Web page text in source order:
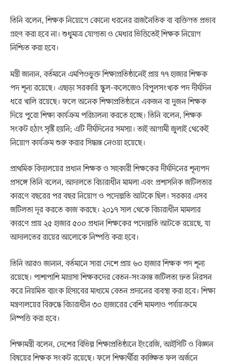
তিনি বলেন, শিক্ষক নিয়োগে কোনো ধরনের রাজনৈতিক বা ব্যক্তিগত প্রভাব
গ্রহণ করা হবে না। শুধুমাত্র যোগ্যতা ও মেধার ভিত্তিতেই শিক্ষক নিয়োগ
নিশ্চিত করা হবে।
মন্ত্রী জানান, বর্তমানে এমপিওভুক্ত শিক্ষাপ্রতিষ্ঠানেই প্রায় ৭৭ হাজার শিক্ষক
পদ শূন্য রয়েছে। এছাড়া সরকারি স্কুল-কলেজেও বিপুলসংখ্যক পদ দীর্ঘদিন
ধরে খালি রয়েছে। ফলে অনেক শিক্ষাপ্রতিষ্ঠানে একজন বা দুজন শিক্ষক
দিয়ে পুরো শিক্ষা কার্যক্রম পরিচালনা করতে হচ্ছে। তিনি বলেন, শিক্ষক
সংকট হঠাৎ সৃষ্টি হয়নি; এটি দীর্ঘদিনের সমস্যা। তাই আগামী জুলাই থেকেই
নিয়োগ কার্যক্রম শুরু করার সিদ্ধান্ত নেওয়া হয়েছে।
প্রাথমিক বিদ্যালয়ের প্রধান শিক্ষক ও সহকারী শিক্ষকের দীর্ঘদিনের শূন্যপদ
প্রসঙ্গে তিনি বলেন, আদালতে বিচারাধীন মামলা এবং প্রশাসনিক জটিলতার
কারণে বছরের পর বছর নিয়োগ ও পদোন্নতি আটকে ছিল। সরকার এসব
জটিলতা দূর করতে কাজ করছে। ২০১৭ সাল থেকে বিচারাধীন মামলার
কারণে প্রায় ২৫ হাজার ৫০০ প্রধান শিক্ষকের পদোন্নতি আটকে রয়েছে, যা
আদালতের রায়ের আলোকে নিষ্পত্তি করা হবে।
তিনি আরও জানান, বর্তমানে সারা দেশে প্রায় ৬০ হাজার শিক্ষক পদ শূন্য
রয়েছে। পাশাপাশি মাদ্রাসা শিক্ষকদের বেতন-সংক্রান্ত জটিলতা দ্রুত নিরসন
করে নিয়মিত ব্যাংক হিসাবের মাধ্যমে বেতন প্রদানের ব্যবস্থা করা হবে। শিক্ষা
মন্ত্রণালয়ের বিরুদ্ধে বিচারাধীন ৩০ হাজারের বেশি মামলাও পর্যায়ক্রমে
নিষ্পত্তি করা হবে।
শিক্ষামন্ত্রী বলেন, দেশের বিভিন্ন শিক্ষাপ্রতিষ্ঠানে ইংরেজি, আইসিটি ও বিজ্ঞান
বিষয়ের শিক্ষক সংকট রয়েছে। ফলে শিক্ষার্থীরা কাঙ্ক্ষিত ফল অর্জনে